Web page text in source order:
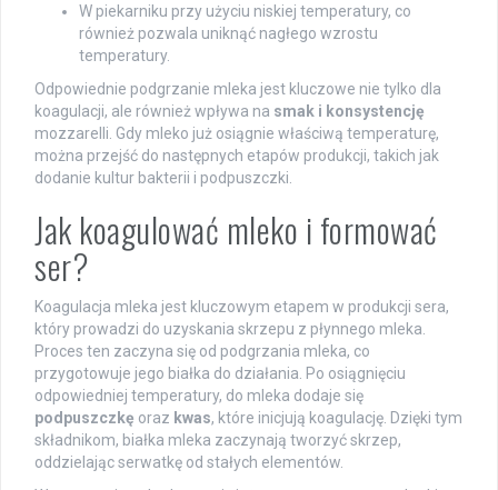
W piekarniku przy użyciu niskiej temperatury, co
również pozwala uniknąć nagłego wzrostu
temperatury.
Odpowiednie podgrzanie mleka jest kluczowe nie tylko dla
koagulacji, ale również wpływa na smak i konsystencję
mozzarelli. Gdy mleko już osiągnie właściwą temperaturę,
można przejść do następnych etapów produkcji, takich jak
dodanie kultur bakterii i podpuszczki.
Jak koagulować mleko i formować
ser?
Koagulacja mleka jest kluczowym etapem w produkcji sera,
który prowadzi do uzyskania skrzepu z płynnego mleka.
Proces ten zaczyna się od podgrzania mleka, co
przygotowuje jego białka do działania. Po osiągnięciu
odpowiedniej temperatury, do mleka dodaje się
podpuszczkę oraz kwas, które inicjują koagulację. Dzięki tym
składnikom, białka mleka zaczynają tworzyć skrzep,
oddzielając serwatkę od stałych elementów.